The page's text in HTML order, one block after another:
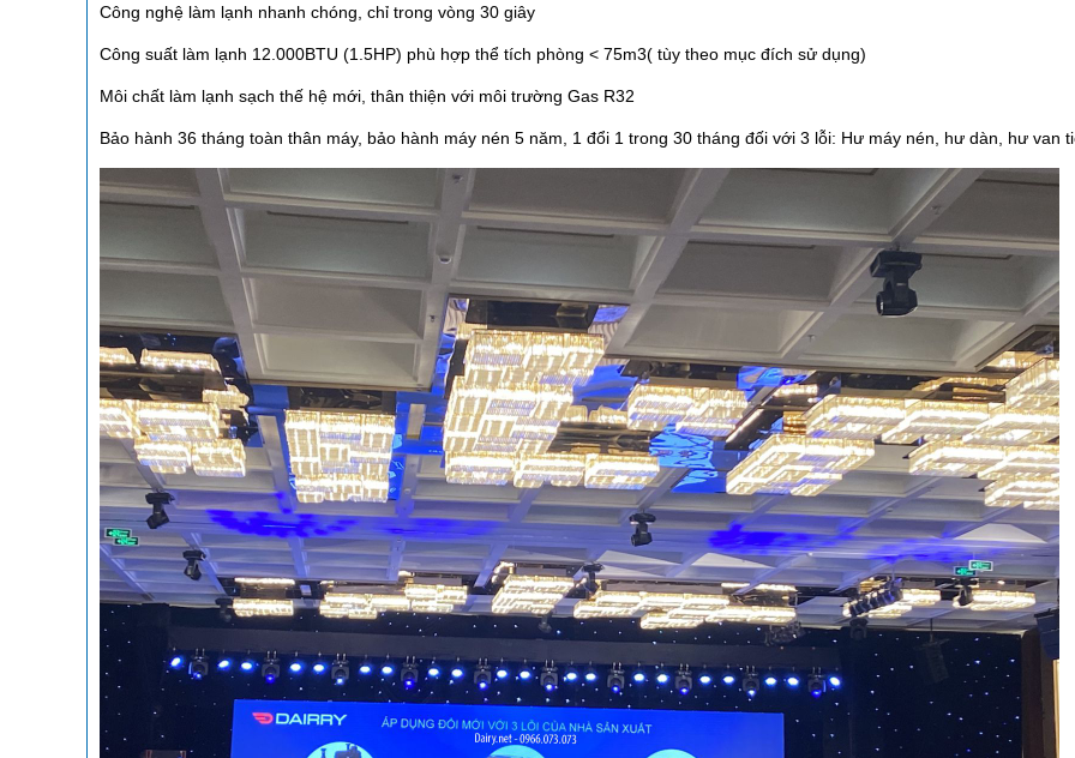
Công nghệ làm lạnh nhanh chóng, chỉ trong vòng 30 giây
Công suất làm lạnh 12.000BTU (1.5HP) phù hợp thể tích phòng < 75m3( tùy theo mục đích sử dụng)
Môi chất làm lạnh sạch thế hệ mới, thân thiện với môi trường Gas R32
Bảo hành 36 tháng toàn thân máy, bảo hành máy nén 5 năm, 1 đổi 1 trong 30 tháng đối với 3 lỗi: Hư máy nén, hư dàn, hư van